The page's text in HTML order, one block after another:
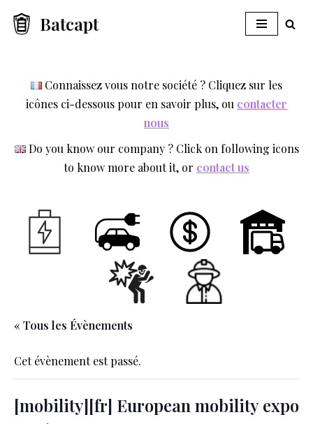
Aller
Batcapt
Connaissez vous notre société ? Cliquez sur les
icônes ci-dessous pour en savoir plus, ou contacter
nous
Do you know our company ? Click on following icons
to know more about it, or contact us
« Tous les Évènements
Cet évènement est passé.
[mobility][fr] European mobility expo